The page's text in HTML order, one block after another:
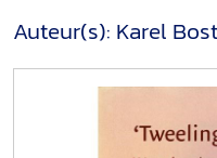
Auteur(s): Karel